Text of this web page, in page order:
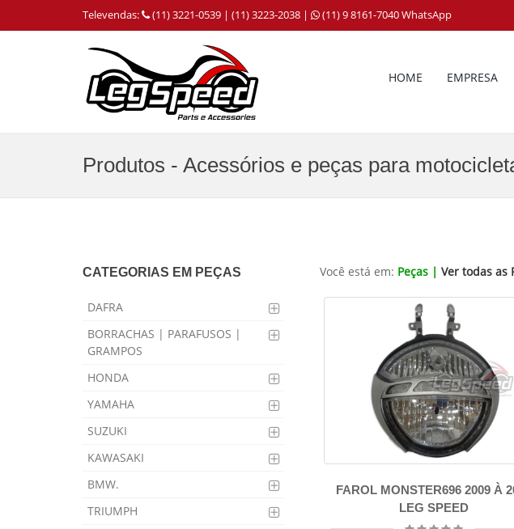
Televendas: (11) 3221-0539 | (11) 3223-2038 | (11) 9 8161-7040 WhatsApp
HOME EMPRESA
Produtos - Acessórios e peças para
Você está em: Peças | Ver todas as
FAROL MONSTER696 2009 À
LEG SPEED
CATEGORIAS EM PEÇAS
DAFRA
BORRACHAS | PARAFUSOS |
GRAMPOS
HONDA
YAMAHA
SUZUKI
KAWASAKI
BMW.
TRIUMPH